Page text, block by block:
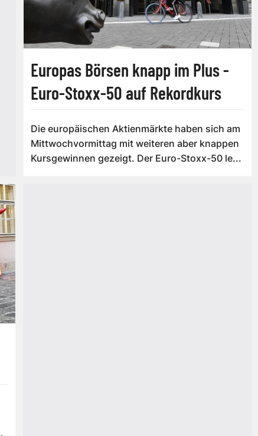
Europas Börsen knapp im Plus -
Euro-Stoxx-50 auf Rekordkurs
Die europäischen Aktienmärkte haben sich am
Mittwochvormittag mit weiteren aber knappen
Kursgewinnen gezeigt. Der Euro-Stoxx-50 le...